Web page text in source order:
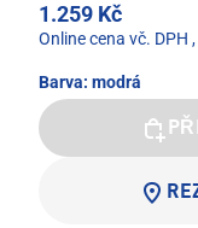
1.259 Kč
Online cena vč. DPH
Barva: modrá